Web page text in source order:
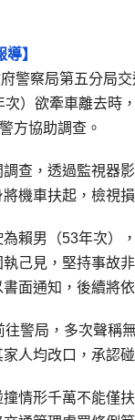
】
警察局第五分局
次）欲牽車離去時
方協助調查。
查，透過監視器
機車扶起，檢視
賴男（53年次）
己見，堅持事故
面通知，後續將
往警局，多次聲稱
人均改口，承認
情形千萬不能僅